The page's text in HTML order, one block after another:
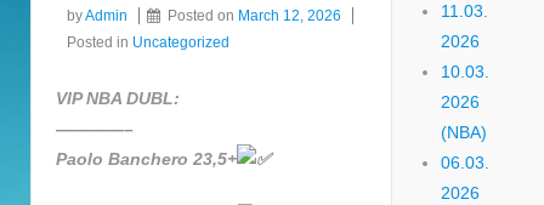
byAdmin Posted on March 12, 2026
Posted in Uncategorized
VIP NBA DUBL:
————–
Paolo Banchero 23,5+
11.03.
2026
10.03.
2026
(NBA)
06.03.
2026